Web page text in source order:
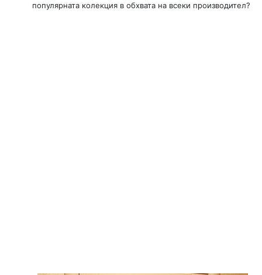
популярната колекция в обхвата на всеки производител?